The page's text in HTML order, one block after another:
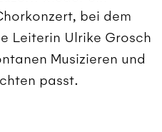
bei dem
Leiterin Ulrike Grosch
Musizieren und
passt.